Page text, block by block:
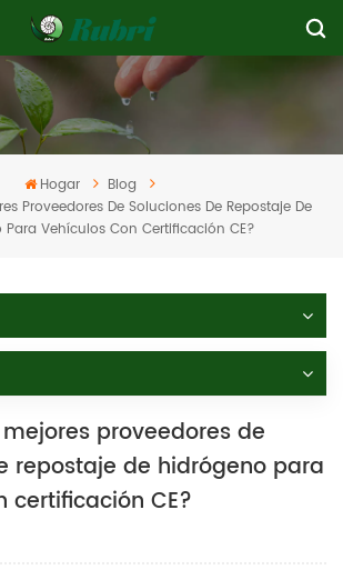
Hogar
Blog
Proveedores De Soluciones De Repostaje De
Para Vehículos Con Certificación CE?
proveedores de
repostaje de hidrógeno para
certificación CE?